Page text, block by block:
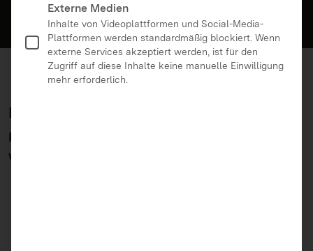
Inhalte
Fragen, die in der Fortbildung u.a. bearbeitet
werden:
Externe Medien
Inhalte von Videoplattformen und Social-Media-
Plattformen werden standardmäßig blockiert. Wenn
externe Services akzeptiert werden, ist für den
Zugriff auf diese Inhalte keine manuelle Einwilligung
mehr erforderlich.